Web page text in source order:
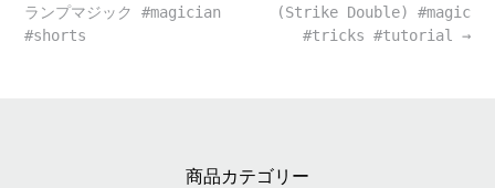
navigation
(Strike Double) #magic
#tricks #tutorial →
ランプマジック #magician
#shorts
商品カテゴリー